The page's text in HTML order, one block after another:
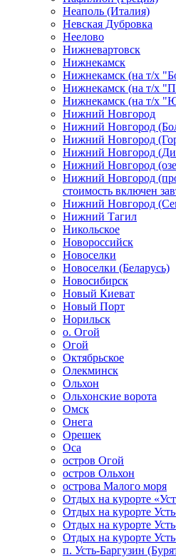
Неаполь (Италия)
Невская Дубровка
Неелово
Нижневартовск
Нижнекамск
Нижнекамск (на т/х
Нижнекамск (на т/х
Нижнекамск (на т/х
Нижний Новгород
Нижний Новгород
Нижний Новгород
Нижний Новгород
Нижний Новгород
Нижний Новгород
стоимость включен
Нижний Новгород
Нижний Тагил
Никольское
Новороссийск
Новоселки
Новоселки (Беларусь)
Новосибирск
Новый Киеват
Новый Порт
Норильск
о. Огой
Огой
Октябрьское
Олекминск
Ольхон
Ольхонские ворота
Омск
Онега
Орешек
Оса
остров Огой
остров Ольхон
острова Малого моря
Отдых на курорте
Отдых на курорте
Отдых на курорте
Отдых на курорте
п. Усть-Баргузин